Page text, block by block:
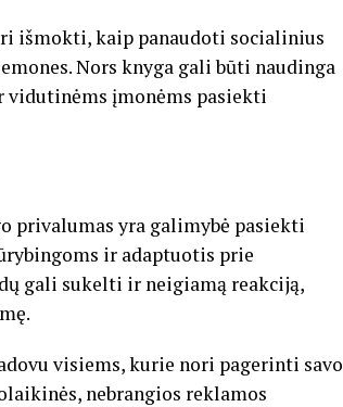
išmokti, kaip panaudoti socialinius
Nors knyga gali būti naudinga
vidutinėms įmonėms pasiekti
privalumas yra galimybė pasiekti
ir adaptuotis prie
gali sukelti ir neigiamą reakciją,
visiems, kurie nori pagerinti savo
nebrangios reklamos